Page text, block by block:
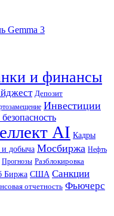
Gemma 3
и финансы
Депозит
Инвестиции
AI Кадры
добыча Мосбиржа Нефть
Прогнозы Разблокировка
Биржа США Санкции
отчетность Фьючерс